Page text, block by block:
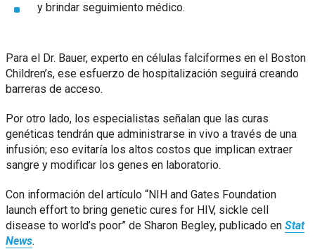
y brindar seguimiento médico.
Para el Dr. Bauer, experto en células falciformes en el Boston
Children’s, ese esfuerzo de hospitalización seguirá creando
barreras de acceso.
Por otro lado, los especialistas señalan que las curas
genéticas tendrán que administrarse in vivo a través de una
infusión; eso evitaría los altos costos que implican extraer
sangre y modificar los genes en laboratorio.
Con información del artículo “NIH and Gates Foundation
launch effort to bring genetic cures for HIV, sickle cell
disease to world’s poor” de Sharon Begley, publicado en Stat
News.